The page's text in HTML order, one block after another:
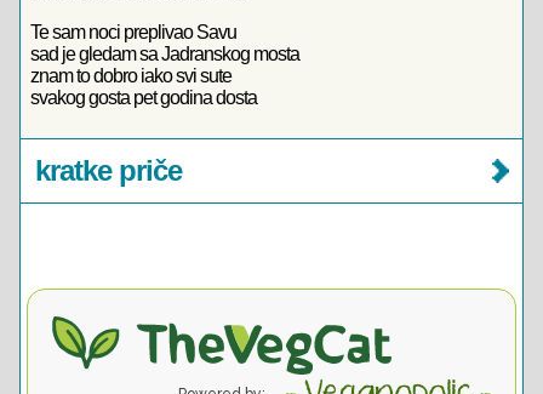
Te sam noci preplivao Savu
sad je gledam sa Jadranskog mosta
znam to dobro iako svi sute
svakog gosta pet godina dosta
kratke priče